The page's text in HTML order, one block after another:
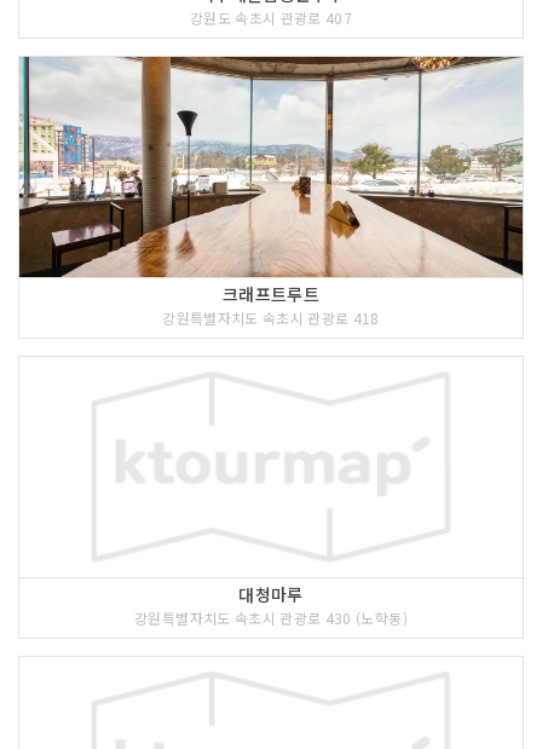
강원도 속초시 관광로 407
크래프트루트
강원특별자치도 속초시 관광로 418
대청마루
강원특별자치도 속초시 관광로 430 (노학동)